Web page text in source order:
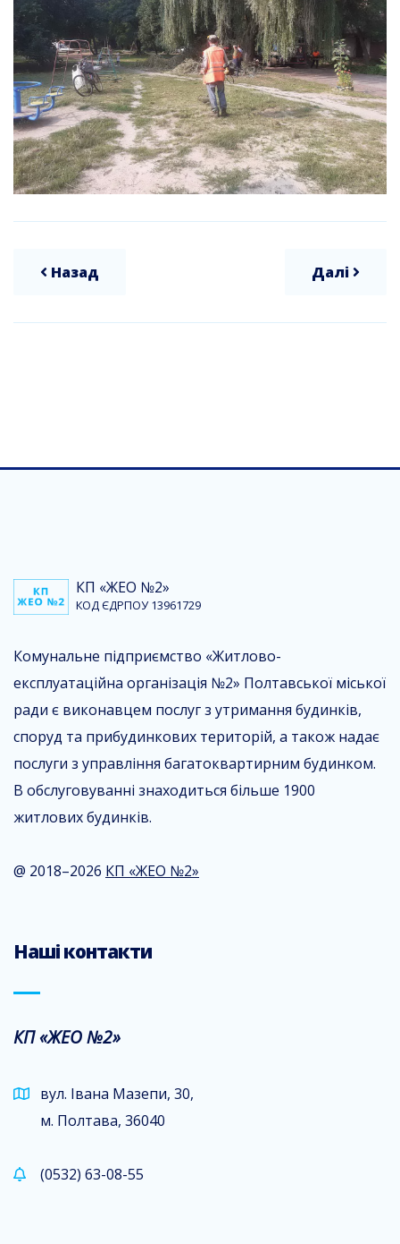
Назад Далі
КП «ЖЕО №2»
КОД ЄДРПОУ 13961729
Комунальне підприємство «Житлово-
експлуатаційна організація №2» Полтавської міської
ради є виконавцем послуг з утримання будинків,
споруд та прибудинкових територій, а також надає
послуги з управління багатоквартирним будинком.
В обслуговуванні знаходиться більше 1900
житлових будинків.
@ 2018–2026 КП «ЖЕО №2»
Наші контакти
КП «ЖЕО №2»
вул. Івана Мазепи, 30,
м. Полтава, 36040
(0532) 63-08-55